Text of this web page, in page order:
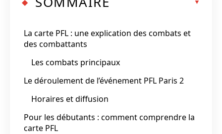
La carte PFL : une explication des combats et
des combattants
Les combats principaux
Le déroulement de l’événement PFL Paris 2
Horaires et diffusion
Pour les débutants : comment comprendre la
carte PFL